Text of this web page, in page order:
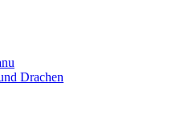
Drachen